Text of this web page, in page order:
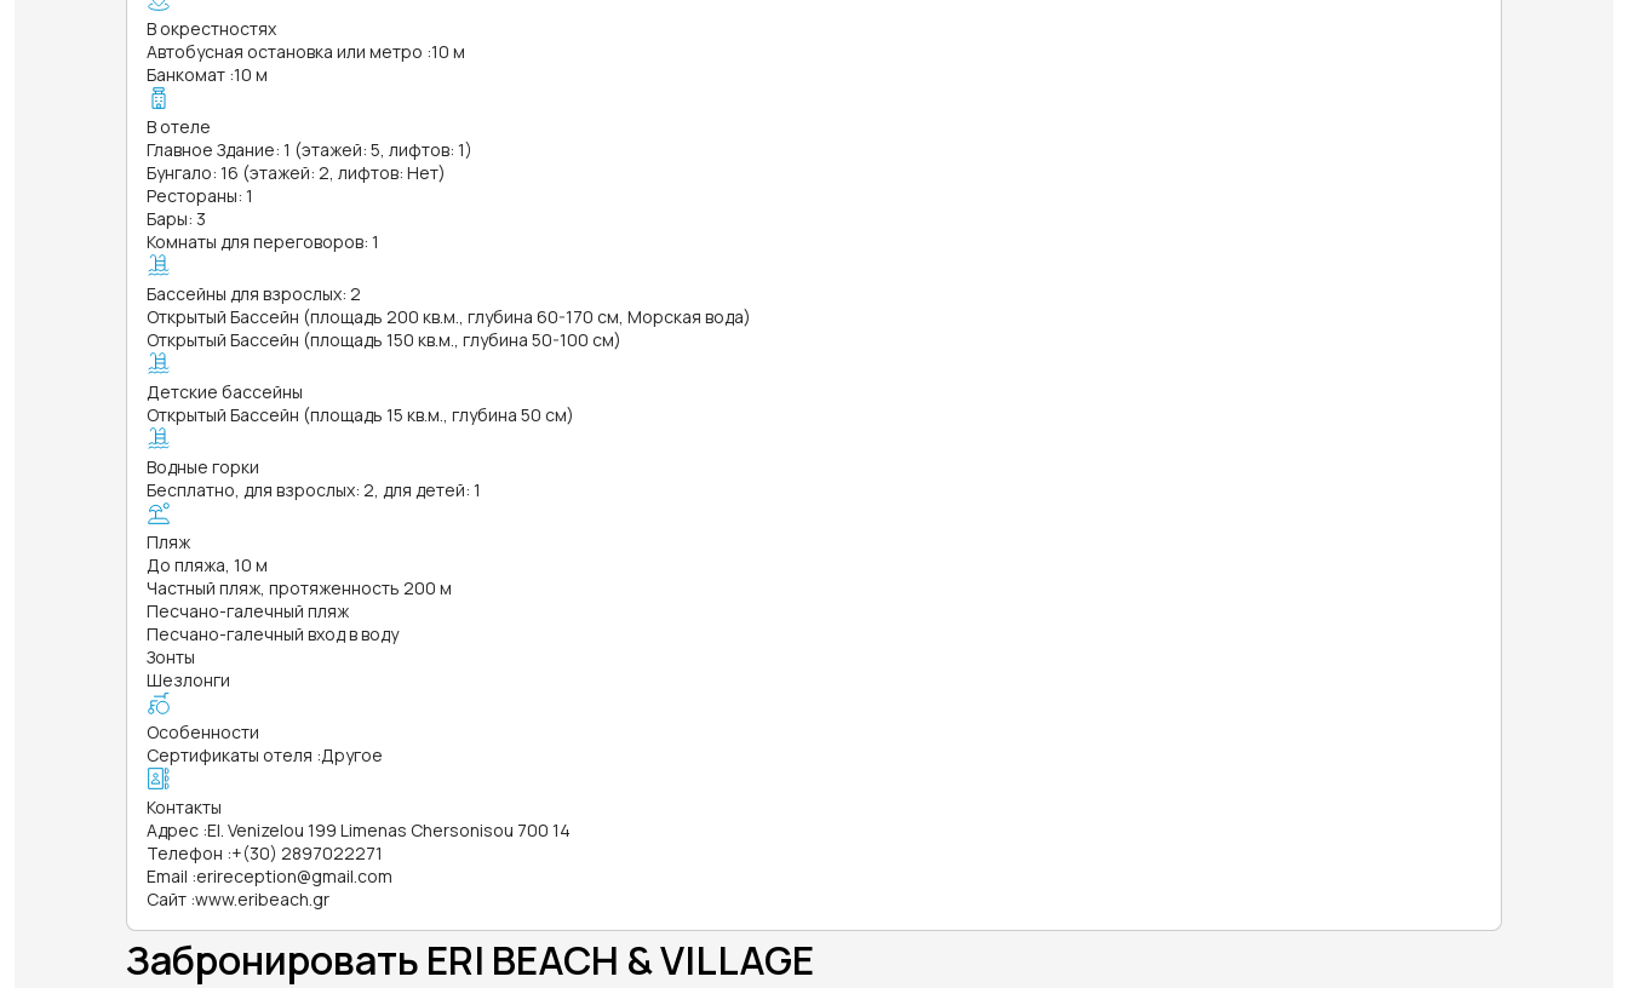
В окрестностях
Автобусная остановка или метро :10 м
Банкомат :10 м
В отеле
Главное Здание: 1 (этажей: 5, лифтов: 1)
Бунгало: 16 (этажей: 2, лифтов: Нет)
Рестораны: 1
Бары: 3
Комнаты для переговоров: 1
Бассейны для взрослых: 2
Открытый Бассейн (площадь 200 кв.м., глубина 60-170 см, Морская вода)
Открытый Бассейн (площадь 150 кв.м., глубина 50-100 см)
Детские бассейны
Открытый Бассейн (площадь 15 кв.м., глубина 50 см)
Водные горки
Бесплатно, для взрослых: 2, для детей: 1
Пляж
До пляжа, 10 м
Частный пляж, протяженность 200 м
Песчано-галечный пляж
Песчано-галечный вход в воду
Зонты
Шезлонги
Особенности
Сертификаты отеля :Другое
Контакты
Адрес :El. Venizelou 199 Limenas Chersonisou 700 14
Телефон :+(30) 2897022271
Email :erireception@gmail.com
Сайт :www.eribeach.gr
Забронировать ERI BEACH & VILLAGE